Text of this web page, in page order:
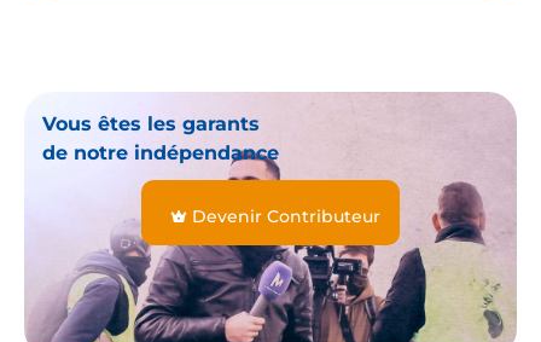
Vous êtes les garants
de notre indépendance
Devenir Contributeur